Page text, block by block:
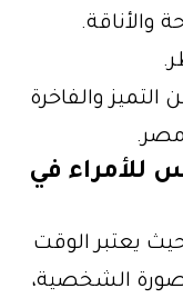
والأناقة.
والفاخرة
مصر.
للأمراء في
الأعمال 01102106655، حيث يعتبر الوقت
الشخصية،